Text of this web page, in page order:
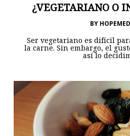
¿VEGETARIANO O
BY
Ser vegetariano es difícil
la carne. Sin embargo, el
así lo